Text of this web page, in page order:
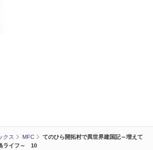
クス MFC
てのひら開拓村で異世界建国記～増えて
ライフ～ 10